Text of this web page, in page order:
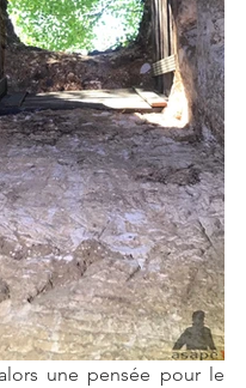
une pensée pour le